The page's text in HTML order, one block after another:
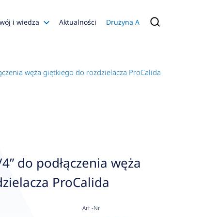
i wiedza
Konfiguratory
Aktualności Drużyna A
węża giętkiego do rozdzielacza ProCalida
do podłączenia węża
ProCalida
Art.-Nr